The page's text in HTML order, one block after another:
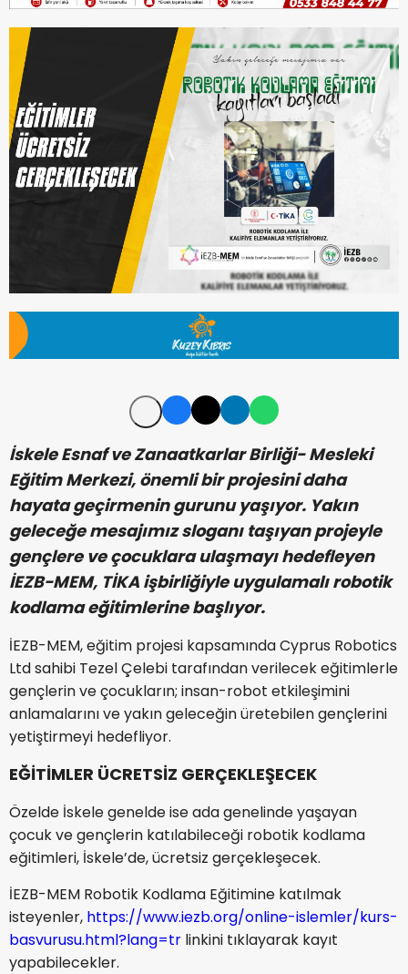
İskele Esnaf ve Zanaatkarlar Birliği- Mesleki
Eğitim Merkezi, önemli bir projesini daha
hayata geçirmenin gurunu yaşıyor. Yakın
geleceğe mesajımız sloganı taşıyan projeyle
gençlere ve çocuklara ulaşmayı hedefleyen
İEZB-MEM, TİKA işbirliğiyle uygulamalı robotik
kodlama eğitimlerine başlıyor.
İEZB-MEM, eğitim projesi kapsamında Cyprus Robotics
Ltd sahibi Tezel Çelebi tarafından verilecek eğitimlerle
gençlerin ve çocukların; insan-robot etkileşimini
anlamalarını ve yakın geleceğin üretebilen gençlerini
yetiştirmeyi hedefliyor.
EĞİTİMLER ÜCRETSİZ GERÇEKLEŞECEK
Özelde İskele genelde ise ada genelinde yaşayan
çocuk ve gençlerin katılabileceği robotik kodlama
eğitimleri, İskele’de, ücretsiz gerçekleşecek.
İEZB-MEM Robotik Kodlama Eğitimine katılmak
isteyenler, https://www.iezb.org/online-islemler/kurs-
basvurusu.html?lang=tr linkini tıklayarak kayıt
yapabilecekler.